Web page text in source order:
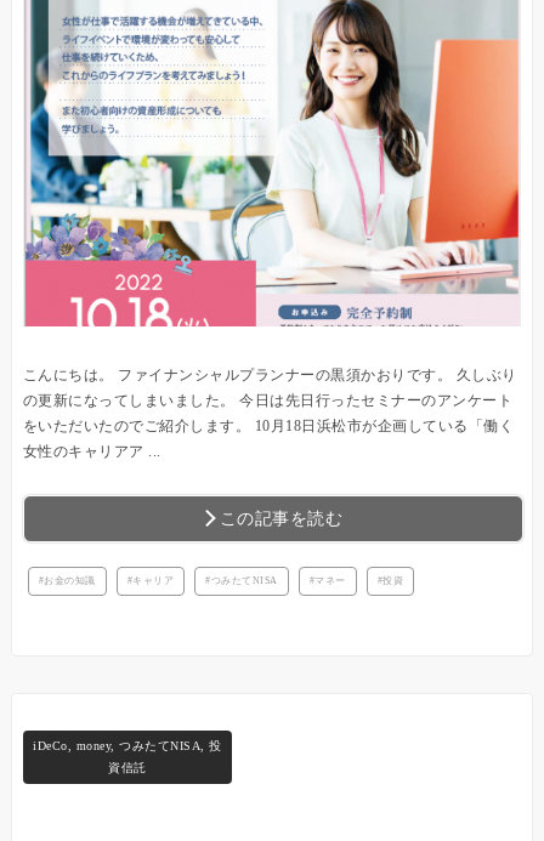
こんにちは。 ファイナンシャルプランナーの黒須かおりです。 久しぶり
の更新になってしまいました。 今日は先日行ったセミナーのアンケート
をいただいたのでご紹介します。 10月18日浜松市が企画している「働く
女性のキャリアア ...
この記事を読む
お金の知識 キャリア つみたてNISA マネー 投資
iDeCo money,つみたてNISA ,投
資信託